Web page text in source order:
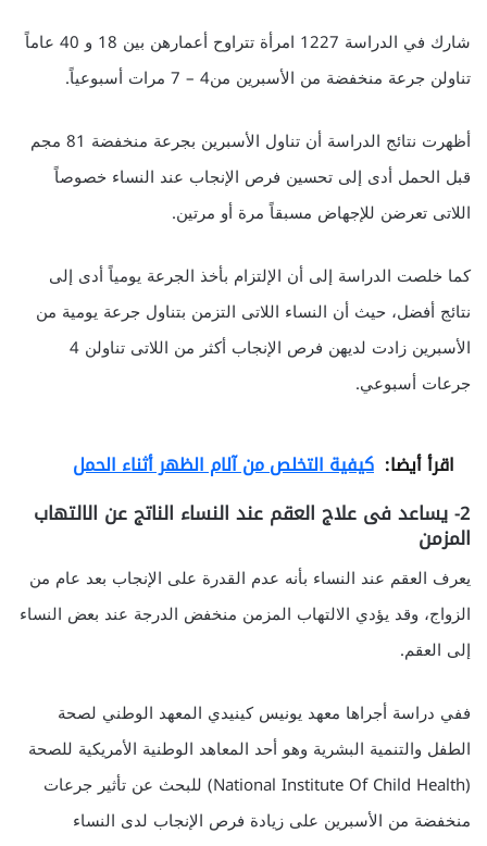
شارك في الدراسة 1227 امرأة تتراوح أعمارهن بين 18 و 40 عاماً
تناولن جرعة منخفضة من الأسبرين من4 – 7 مرات أسبوعياً.
أظهرت نتائج الدراسة أن تناول الأسبرين بجرعة منخفضة 81 مجم
قبل الحمل أدى إلى تحسين فرص الإنجاب عند النساء خصوصاً
اللاتى تعرضن للإجهاض مسبقاً مرة أو مرتين.
كما خلصت الدراسة إلى أن الإلتزام بأخذ الجرعة يومياً أدى إلى
نتائج أفضل، حيث أن النساء اللاتى التزمن بتناول جرعة يومية من
الأسبرين زادت لديهن فرص الإنجاب أكثر من اللاتى تناولن 4
جرعات أسبوعي.
اقرأ أيضا: كيفية التخلص من آلام الظهر أثناء الحمل
2- يساعد فى علاج العقم عند النساء الناتج عن الالتهاب
المزمن
يعرف العقم عند النساء بأنه عدم القدرة على الإنجاب بعد عام من
الزواج، وقد يؤدي الالتهاب المزمن منخفض الدرجة عند بعض النساء
إلى العقم.
ففي دراسة أجراها معهد يونيس كينيدي المعهد الوطني لصحة
الطفل والتنمية البشرية وهو أحد المعاهد الوطنية الأمريكية للصحة
(National Institute Of Child Health) للبحث عن تأثير جرعات
منخفضة من الأسبرين على زيادة فرص الإنجاب لدى النساء